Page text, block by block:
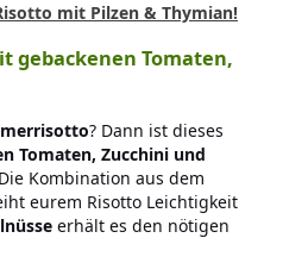
mit Pilzen & Thymian!
gebackenen Tomaten,
? Dann ist dieses
Tomaten, Zucchini und
Kombination aus dem
eurem Risotto Leichtigkeit
erhält es den nötigen